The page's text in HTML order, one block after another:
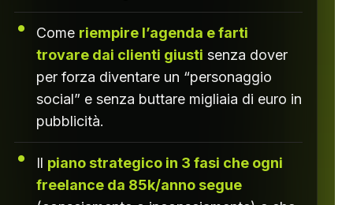
Come riempire l’agenda e farti
trovare dai clienti giusti senza dover
per forza diventare un “personaggio
social” e senza buttare migliaia di euro in
pubblicità.
Il piano strategico in 3 fasi che ogni
freelance da 85k/anno segue